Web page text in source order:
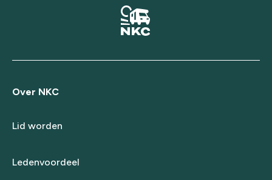
Over NKC
Lid worden
Ledenvoordeel